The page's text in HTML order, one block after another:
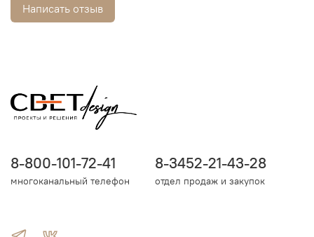
Написать отзыв
8-800-101-72-41
многоканальный телефон
8-3452-21-43-28
отдел продаж и закупок